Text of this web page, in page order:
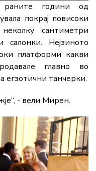
години од
покрај повисоки
сантиметри
Нејзиното
платформи какви
главно во
егзотични танчерки.
- вели Мирен.